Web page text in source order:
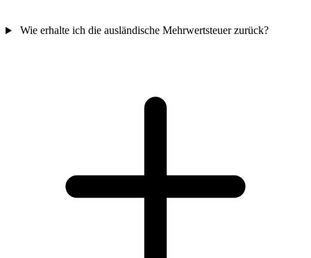
Wie erhalte ich die ausländische Mehrwertsteuer zurück?